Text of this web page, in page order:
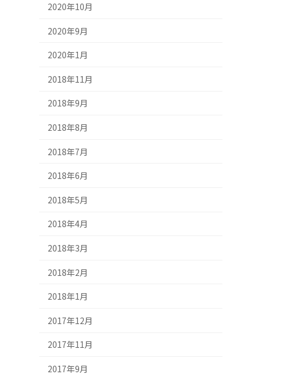
2020年10月
2020年9月
2020年1月
2018年11月
2018年9月
2018年8月
2018年7月
2018年6月
2018年5月
2018年4月
2018年3月
2018年2月
2018年1月
2017年12月
2017年11月
2017年9月